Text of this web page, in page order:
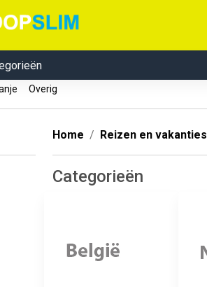
Overig
Home Reizen en vakanties
Categorieën